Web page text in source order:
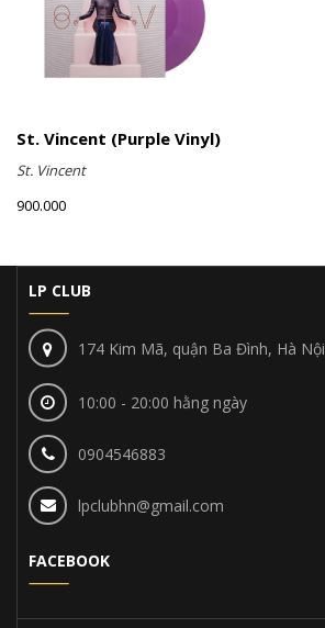
St. Vincent (Purple Vinyl)
St. Vincent
900.000
LP CLUB
174 Kim Mã, quận Ba Đình, Hà Nội
10:00 - 20:00 hằng ngày
0904546883
lpclubhn@gmail.com
FACEBOOK